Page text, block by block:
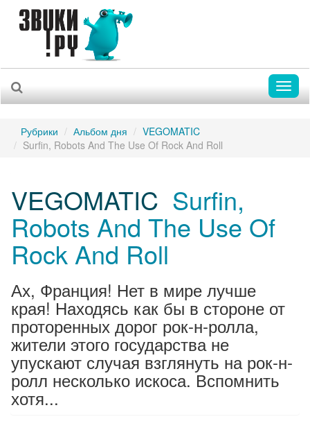
Рубрики Альбом дня
VEGOMATIC
Surfin, Robots And The Use Of Rock And Roll
VEGOMATIC Surfin,
Robots And The Use Of
Rock And Roll
Ах, Франция! Нет в мире лучше
края! Находясь как бы в стороне от
проторенных дорог рок-н-ролла,
жители этого государства не
упускают случая взглянуть на рок-н-
ролл несколько искоса. Вспомнить
хотя...